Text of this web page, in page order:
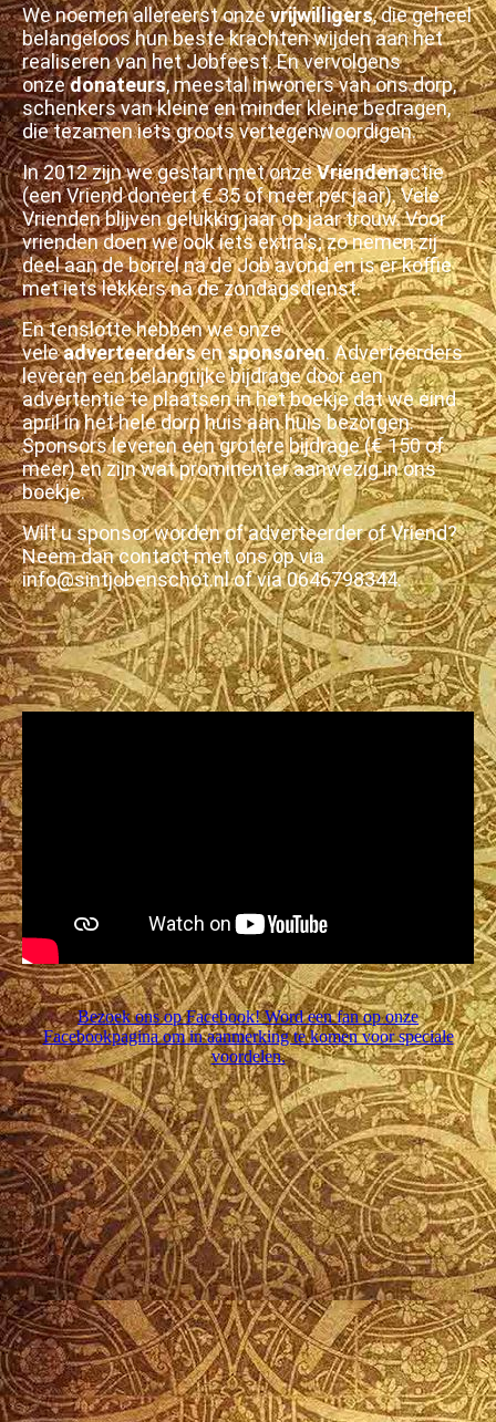
We noemen allereerst onzevrijwilligers, die geheel
belangeloos hun beste krachten wijden aan het
realiseren van het Jobfeest. En vervolgens
onzedonateurs, meestal inwoners van ons dorp,
schenkers van kleine en minder kleine bedragen,
die tezamen iets groots vertegenwoordigen.
In 2012 zijn we gestart met onzeVriendenactie
(een Vriend doneert € 35 of meer per jaar). Vele
Vrienden blijven gelukkig jaar op jaar trouw. Voor
vrienden doen we ook iets extra's; zo nemen zij
deel aan de borrel na de Job avond en is er koffie
met iets lekkers na de zondagsdienst.
En tenslotte hebben we onze
veleadverteerdersensponsoren. Adverteerders
leveren een belangrijke bijdrage door een
advertentie te plaatsen in het boekje dat we eind
april in het hele dorp huis aan huis bezorgen.
Sponsors leveren een grotere bijdrage (€ 150 of
meer) en zijn wat prominenter aanwezig in ons
boekje.
Wilt u sponsor worden of adverteerder of Vriend?
Neem dan contact met ons op via
info@sintjobenschot.nl of via 0646798344.
Bezoek ons op Facebook! Word een fan op onze
Facebookpagina om in aanmerking te komen voor speciale
voordelen.